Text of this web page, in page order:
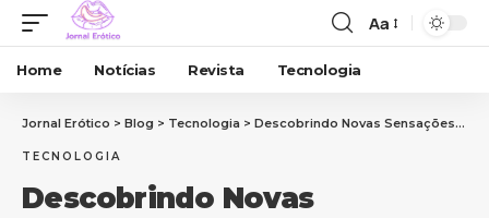
Aa
Home Notícias Revista Tecnologia
Jornal Erótico > Blog > Tecnologia > Descobrindo Novas Sensações: A Experiência Feminina com a Inteligência Artificial
TECNOLOGIA
Descobrindo Novas